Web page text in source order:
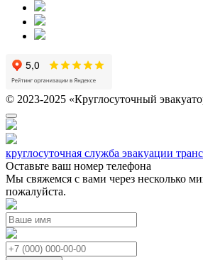
© 2023-2025 «Круглосуточный
круглосуточная служба эвакуации
Оставьте ваш номер телефона
Мы свяжемся с вами через несколько
пожалуйста.